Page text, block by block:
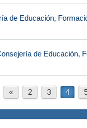
de Educación,
de Educación,
« 2 3 4